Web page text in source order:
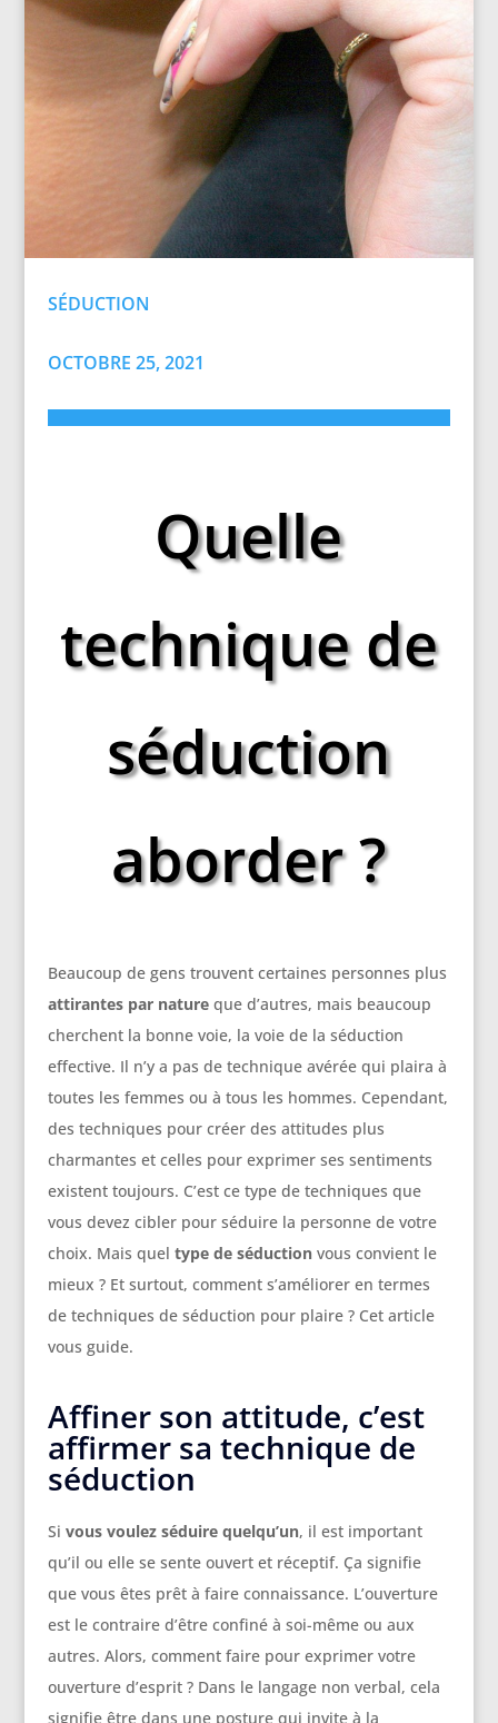
SÉDUCTION
OCTOBRE 25, 2021
Quelle
technique de
séduction
aborder ?
Beaucoup de gens trouvent certaines personnes plus
attirantes par natureque d’autres, mais beaucoup
cherchent la bonne voie, la voie de la séduction
effective. Il n’y a pas de technique avérée qui plaira à
toutes les femmes ou à tous les hommes. Cependant,
des techniques pour créer des attitudes plus
charmantes et celles pour exprimer ses sentiments
existent toujours. C’est ce type de techniques que
vous devez cibler pour séduire la personne de votre
choix. Mais quel type de séductionvous convient le
mieux ? Et surtout, comment s’améliorer en termes
de techniques de séduction pour plaire ? Cet article
vous guide.
Affiner son attitude, c’est
affirmer sa technique de
séduction
Si vous voulez séduire quelqu’un, il est important
qu’il ou elle se sente ouvert et réceptif. Ça signifie
que vous êtes prêt à faire connaissance. L’ouverture
est le contraire d’être confiné à soi-même ou aux
autres. Alors, comment faire pour exprimer votre
ouverture d’esprit ? Dans le langage non verbal, cela
signifie être dans une posture qui invite à la